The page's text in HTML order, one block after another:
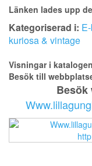
Länken lades upp
Kategoriserad i:
kuriosa & vintage
Visningar i
Besök till
Besök